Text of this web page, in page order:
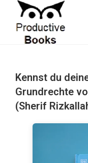
springen
Kennst du
Grundrechte
(Sherif